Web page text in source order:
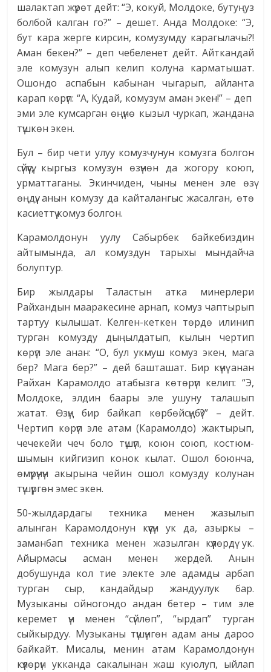
шалактап жүрөт дейт: “Э, кокуй, Молдоке, бутуңуз
болбой калган го?” – дешет. Анда Молдоке: “Э,
бут кара жерге кирсин, комузумду карагылачы?!
Аман бекен?” – деп чебеленет дейт. Айткандай
эле комузун алып келип колуна карматышат.
Ошондо аспабын кабынан чыгарып, айланта
карап көрүп: “А, Кудай, комузум аман экен!” – деп
эми эле кумсарган өңүнө кызыл чуркап, жандана
түшкөн экен.
Бул – бир чети улуу комузчунун комузга болгон
сүйүүсү, кыргыз комузун өзүнөн да жогору коюп,
урматтаганы. Экинчиден, чыны менен эле өзү
өңдүү, анын комузу да кайталангыс жасалган, өтө
касиеттүү комуз болгон.
Карамолдонун уулу Сабырбек байкебиздин
айтымында, ал комуздун тарыхы мындайча
болуптур.
Бир жылдары Таластын атка минерлери
Райхандын мааракесине арнап, комуз чаптырып
тартуу кылышат. Келген-кеткен төрдө илинип
турган комузду дыңылдатып, кылын чертип
көрүп эле анан: “О, бул укмуш комуз экен, мага
бер? Мага бер?” – дей башташат. Бир күнү анан
Райхан Карамолдо атабызга көтөрүп келип: “Э,
Молдоке, элдин баары эле ушуну талашып
жатат. Өзүң бир байкап көрбөйсүңбү?” – дейт.
Чертип көрүп эле атам (Карамолдо) жактырып,
чечекейи чеч боло түшүп, коюн союп, костюм-
шымын кийгизип конок кылат. Ошол боюнча,
өмүрүнүн акырына чейин ошол комузду колунан
түшүргөн эмес экен.
50-жылдардагы техника менен жазылып
алынган Карамолдонун күүсүн ук да, азыркы –
заманбап техника менен жазылган күүлөрдү ук.
Айырмасы асман менен жердей. Анын
добушунда кол тие электе эле адамды арбап
турган сыр, кандайдыр жандуулук бар.
Музыканы ойногондо андан бетер – тим эле
керемет үн менен “сүйлөп”, “ырдап” турган
сыйкырдуу. Музыканы түшүнгөн адам аны дароо
байкайт. Мисалы, менин атам Карамолдонун
күүлөрүн укканда сакалынан жаш куюлуп, ыйлап